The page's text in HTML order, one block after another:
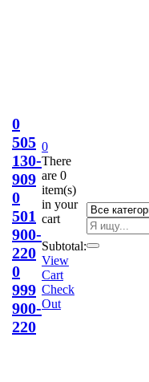
0
505
130-
909
0
501
900-
220
0
999
900-
220
0
There
are 0
item(s)
in your
cart
Subtotal:
View
Cart
Check
Out